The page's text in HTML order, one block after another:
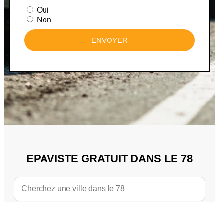
Oui
Non
ENVOYER
EPAVISTE GRATUIT DANS LE 78